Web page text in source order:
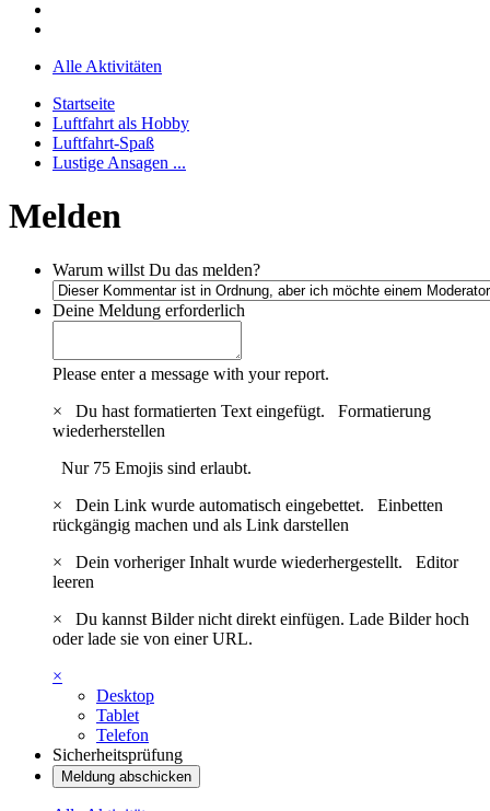
Alle Aktivitäten
Startseite
Luftfahrt als Hobby
Luftfahrt-Spaß
Lustige Ansagen ...
Melden
Warum willst Du das melden?
Deine Meldung erforderlich
Please enter a message with your report.
×
Du hast formatierten Text eingefügt. Formatierung
wiederherstellen
Nur 75 Emojis sind erlaubt.
×
Dein Link wurde automatisch eingebettet. Einbetten
rückgängig machen und als Link darstellen
×
Dein vorheriger Inhalt wurde wiederhergestellt. Editor
leeren
×
Du kannst Bilder nicht direkt einfügen. Lade Bilder hoch
oder lade sie von einer URL.
×
Desktop
Tablet
Telefon
Sicherheitsprüfung
Meldung abschicken